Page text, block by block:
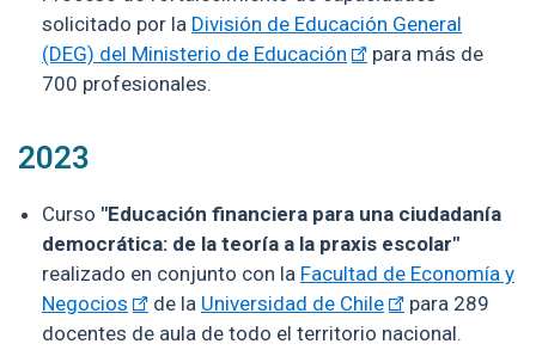
solicitado por la División de Educación General
(DEG) del Ministerio de Educación
para más de
700 profesionales.
2023
Curso "Educación financiera para una ciudadanía
democrática: de la teoría a la praxis escolar"
realizado en conjunto con la Facultad de Economía y
Negocios
de la Universidad de Chile
para 289
docentes de aula de todo el territorio nacional.